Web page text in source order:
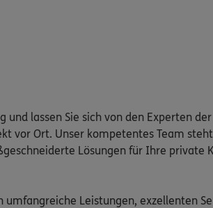
lassen Sie sich von den Experten
vor Ort. Unser kompetentes Team
Lösungen für Ihre private
Leistungen, exzellenten